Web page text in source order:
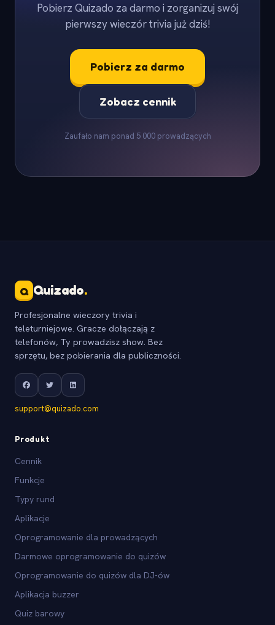
Pobierz Quizado za darmo i zorganizuj swój
pierwszy wieczór trivia już dziś!
Pobierz za darmo
Zobacz cennik
Zaufało nam ponad 5 000 prowadzących
Q Quizado.
Profesjonalne wieczory trivia i
teleturniejowe. Gracze dołączają z
telefonów, Ty prowadzisz show. Bez
sprzętu, bez pobierania dla publiczności.
support@quizado.com
Produkt
Cennik
Funkcje
Typy rund
Aplikacje
Oprogramowanie dla prowadzących
Darmowe oprogramowanie do quizów
Oprogramowanie do quizów dla DJ-ów
Aplikacja buzzer
Quiz barowy